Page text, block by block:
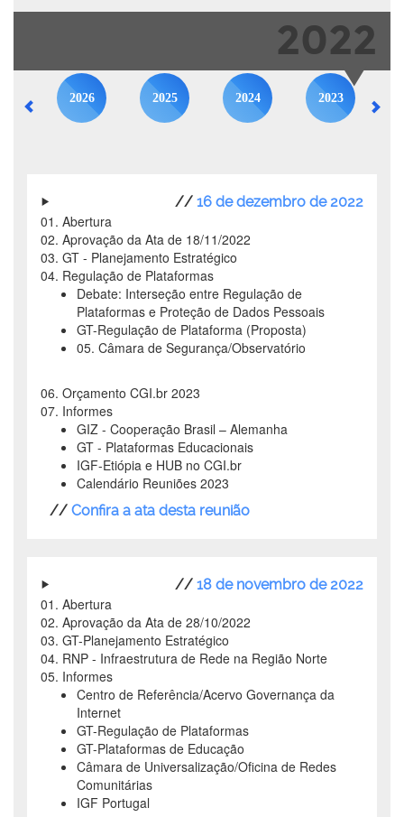
2022
2026 2025 2024 2023
// 16 de dezembro de 2022
01. Abertura
02. Aprovação da Ata de 18/11/2022
03. GT - Planejamento Estratégico
04. Regulação de Plataformas
Debate: Interseção entre Regulação de
Plataformas e Proteção de Dados Pessoais
GT-Regulação de Plataforma (Proposta)
05. Câmara de Segurança/Observatório
06. Orçamento CGI.br 2023
07. Informes
GIZ - Cooperação Brasil – Alemanha
GT - Plataformas Educacionais
IGF-Etiópia e HUB no CGI.br
Calendário Reuniões 2023
// Confira a ata desta reunião
// 18 de novembro de 2022
01. Abertura
02. Aprovação da Ata de 28/10/2022
03. GT-Planejamento Estratégico
04. RNP - Infraestrutura de Rede na Região Norte
05. Informes
Centro de Referência/Acervo Governança da
Internet
GT-Regulação de Plataformas
GT-Plataformas de Educação
Câmara de Universalização/Oficina de Redes
Comunitárias
IGF Portugal